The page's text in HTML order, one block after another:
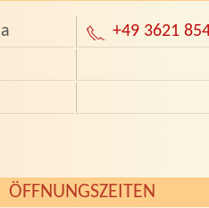
+49 3621
ÖFFNUNGSZEITEN